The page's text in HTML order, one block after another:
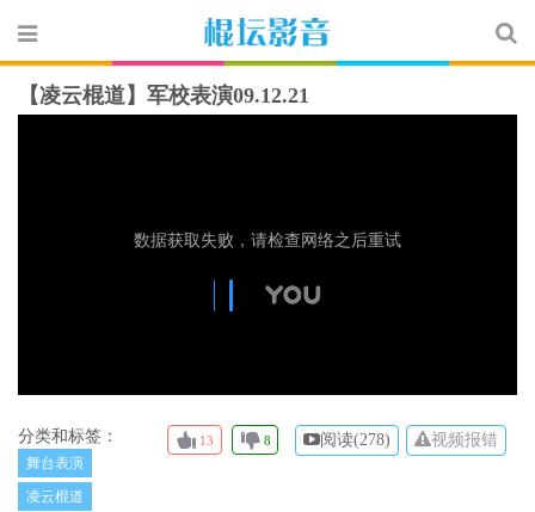
【凌云棍道】军校表演09.12.21
13 8 阅读(278) 视频报错
分类和标签：
舞台表演
凌云棍道